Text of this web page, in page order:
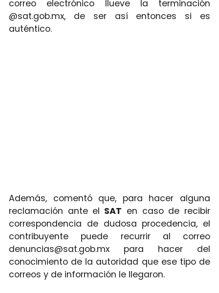
correo electrónico llueve la terminación
@sat.gob.mx, de ser así entonces si es
auténtico.
Además, comentó que, para hacer alguna
reclamación ante el SAT en caso de recibir
correspondencia de dudosa procedencia, el
contribuyente puede recurrir al correo
denuncias@sat.gob.mx para hacer del
conocimiento de la autoridad que ese tipo de
correos y de información le llegaron.